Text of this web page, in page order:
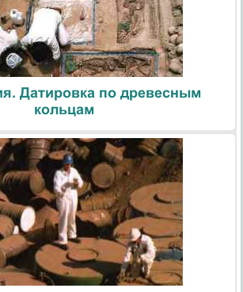
Датировка по древесным
кольцам